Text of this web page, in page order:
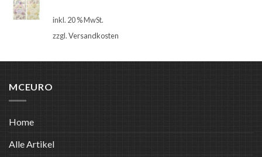
inkl. 20 % MwSt.
zzgl.Versandkosten
MCEURO
Home
Alle Artikel